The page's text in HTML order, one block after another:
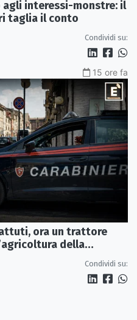
agli interessi-monstre: il
taglia il conto
Condividi su:
15 ore fa
ora un trattore
della
Condividi su: